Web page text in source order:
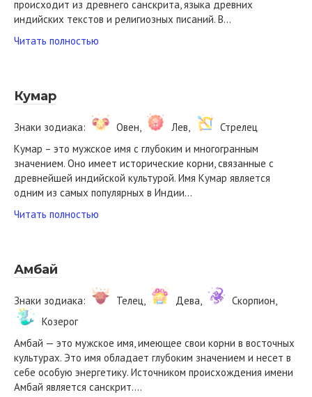
происходит из древнего санскрита, языка древних
индийских текстов и религиозных писаний. В…
Читать полностью
Кумар
Знаки зодиака: Овен, Лев,
Стрелец
Кумар – это мужское имя с глубоким и многогранным
значением. Оно имеет исторические корни, связанные с
древнейшей индийской культурой. Имя Кумар является
одним из самых популярных в Индии…
Читать полностью
Амбай
Знаки зодиака: Телец, Дева,
Скорпион,
Козерог
Амбай — это мужское имя, имеющее свои корни в восточных
культурах. Это имя обладает глубоким значением и несет в
себе особую энергетику. Источником происхождения имени
Амбай является санскрит….